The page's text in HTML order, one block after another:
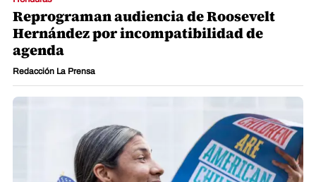
Reprograman audiencia de Roosevelt
Hernández por incompatibilidad de
agenda
Redacción La Prensa